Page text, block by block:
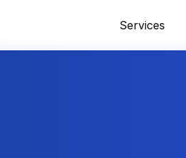
Services